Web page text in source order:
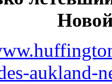
aukland-